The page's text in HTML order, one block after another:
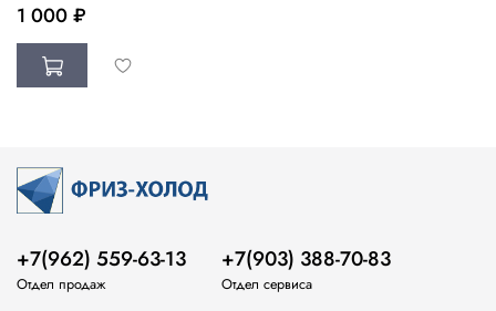
1 000 ₽
+7(962) 559-63-13
Отдел продаж
+7(903) 388-70-83
Отдел сервиса